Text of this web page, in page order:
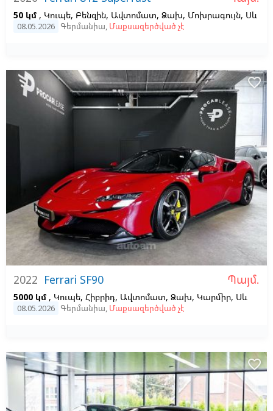
50 կմ , Կուպե, Բենզին, Ավտոմատ, Ձախ, Մոխրագույն, Սև
08.05.2026 Գերմանիա, Մաքսազերծված չէ
2022 Ferrari SF90 Պայմ.
5000 կմ , Կուպե, Հիբրիդ, Ավտոմատ, Ձախ, Կարմիր, Սև
08.05.2026 Գերմանիա, Մաքսազերծված չէ
favorite_border
favorite_border